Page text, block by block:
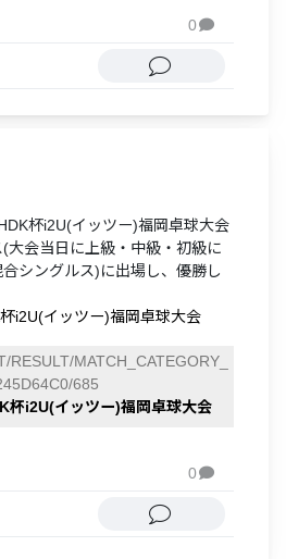
0
杯i2U(イッツー)福岡卓球大会
大会当日に上級・中級・初級に
シングルス)に出場し、優勝し
i2U(イッツー)福岡卓球大会
RESULT/MATCH_CATEGORY_
685
杯i2U(イッツー)福岡卓球大会
0